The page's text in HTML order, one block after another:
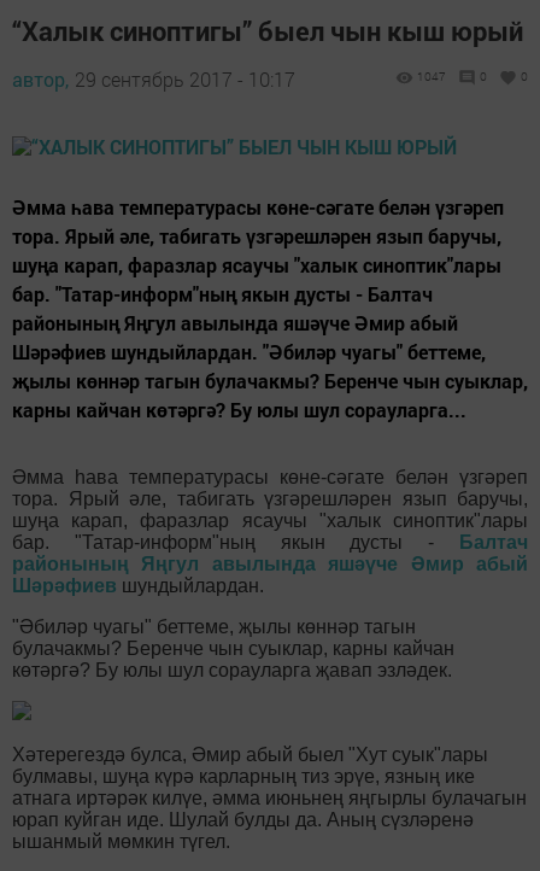
“Халык синоптигы” быел чын кыш юрый
автор, 29 сентябрь 2017 - 10:17 1047 0 0
Әмма һава температурасы көне-сәгате белән үзгәреп
тора. Ярый әле, табигать үзгәрешләрен язып баручы,
шуңа карап, фаразлар ясаучы "халык синоптик"лары
бар. "Татар-информ"ның якын дусты - Балтач
районының Яңгул авылында яшәүче Әмир абый
Шәрәфиев шундыйлардан. "Әбиләр чуагы" беттеме,
җылы көннәр тагын булачакмы? Беренче чын суыклар,
карны кайчан көтәргә? Бу юлы шул сорауларга...
Әмма һава температурасы көне-сәгате белән үзгәреп
тора. Ярый әле, табигать үзгәрешләрен язып баручы,
шуңа карап, фаразлар ясаучы "халык синоптик"лары
бар. "Татар-информ"ның якын дусты -
Балтач
районының Яңгул авылында яшәүче Әмир абый
Шәрәфиев шундыйлардан.
"Әбиләр чуагы" беттеме, җылы көннәр тагын
булачакмы? Беренче чын суыклар, карны кайчан
көтәргә? Бу юлы шул сорауларга җавап эзләдек.
Хәтерегездә булса, Әмир абый быел "Хут суык"лары
булмавы, шуңа күрә карларның тиз эрүе, язның ике
атнага иртәрәк килүе, әмма июньнең яңгырлы булачагын
юрап куйган иде. Шулай булды да. Аның сүзләренә
ышанмый мөмкин түгел.